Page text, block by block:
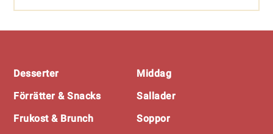
Desserter
Förrätter & Snacks
Frukost & Brunch
Middag
Sallader
Soppor